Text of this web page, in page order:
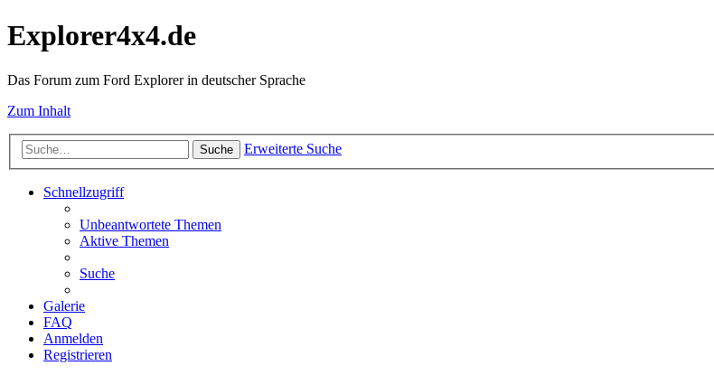
Explorer4x4.de
Das Forum zum Ford Explorer in deutscher Sprache
Zum Inhalt
Suche Erweiterte Suche
Schnellzugriff
Unbeantwortete Themen
Aktive Themen
Suche
Galerie
FAQ
Anmelden
Registrieren